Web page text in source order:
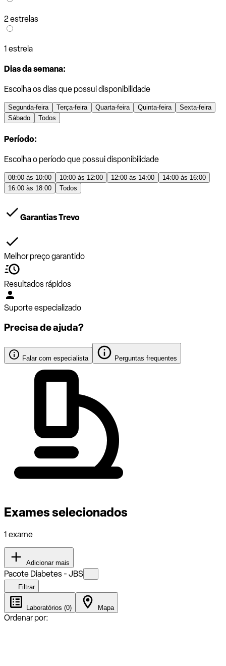
2 estrelas
1 estrela
Dias da semana:
Escolha os dias que possui disponibilidade
Segunda-feira Terça-feira Quarta-feira Quinta-feira
Sexta-feira
Sábado
Todos
Período:
Escolha o período que possui disponibilidade
08:00 às 10:00 10:00 às 12:00 12:00 às 14:00
14:00 às 16:00
16:00 às 18:00
Todos
Garantias Trevo
Melhor preço garantido
Resultados rápidos
Suporte especializado
Precisa de ajuda?
Falar com especialista Perguntas frequentes
Exames selecionados
1 exame
Adicionar mais
Pacote Diabetes - JBS
Filtrar
Laboratórios (0) Mapa
Ordenar por: